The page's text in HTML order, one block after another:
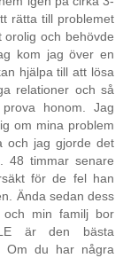
rätta till problemet
orolig och behövde
kom jag över en
hjälpa till att lösa
relationer och så
honom. Jag
om mina problem
och jag gjorde det
48 timmar senare
för de fel han
Ända sedan dess
min familj bor
är den bästa
Om du har några